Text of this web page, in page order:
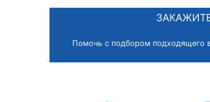
Помочь с подбором подходящего